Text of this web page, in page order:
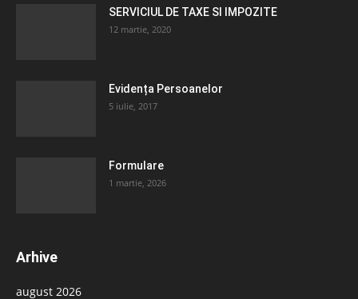
SERVICIUL DE TAXE SI IMPOZITE
12 martie, 2020
Evidența Persoanelor
5 iulie, 2017
Formulare
1 martie, 2026
Arhive
august 2026